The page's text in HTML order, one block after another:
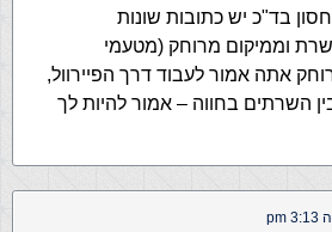
בד"כ יש כתובות שונות
וממיקום מרוחק (מטעמי
אתה אמור לעבוד דרך הפיירוול,
השרתים בחווה – אמור להיות לך